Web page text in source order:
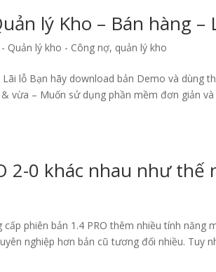
lý Kho – Bán hàng –
Quản lý kho - Công nợ, quản lý kho
lỗ Bạn hãy download bản Demo và dùng
vừa – Muốn sử dụng phần mềm đơn giản
2-0 khác nhau như thế
phiên bản 1.4 PRO thêm nhiều tính năng
nghiệp hơn bản cũ tương đối nhiều. Tuy